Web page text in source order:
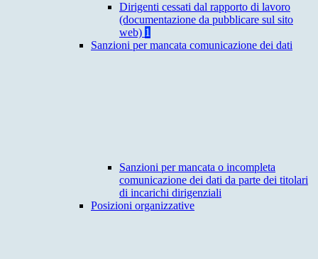
Dirigenti cessati dal rapporto di lavoro
(documentazione da pubblicare sul sito
web) 1
Sanzioni per mancata comunicazione dei dati
Sanzioni per mancata o incompleta
comunicazione dei dati da parte dei titolari
di incarichi dirigenziali
Posizioni organizzative